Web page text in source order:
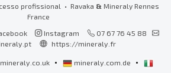
profissional • Ravaka & Mineraly Rennes
France
Instagram
07 67 76 45 88
https://mineraly.fr
mineraly.co.uk • mineraly.com.de •